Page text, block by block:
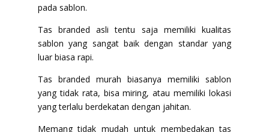
pada sablon.
Tas branded asli tentu saja memiliki kualitas
sablon yang sangat baik dengan standar yang
luar biasa rapi.
Tas branded murah biasanya memiliki sablon
yang tidak rata, bisa miring, atau memiliki lokasi
yang terlalu berdekatan dengan jahitan.
Memang tidak mudah untuk membedakan tas